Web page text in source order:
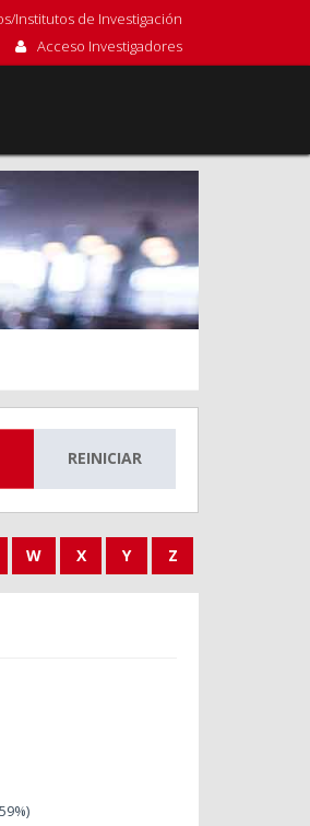
Institutos de Investigación
Acceso Investigadores
REINICIAR
W X Y Z